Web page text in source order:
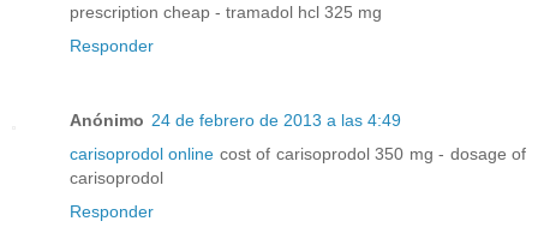
prescription cheap - tramadol hcl 325 mg
Responder
Anónimo 24 de febrero de 2013 a las 4:49
carisoprodol online cost of carisoprodol 350 mg - dosage of
carisoprodol
Responder